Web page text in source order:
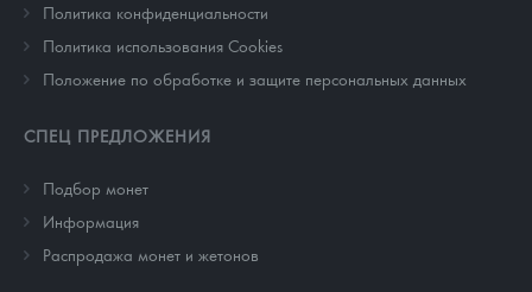
Политика конфиденциальности
Политика использования Cookies
Положение по обработке и защите персональных данных
СПЕЦ ПРЕДЛОЖЕНИЯ
Подбор монет
Информация
Распродажа монет и жетонов